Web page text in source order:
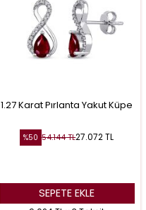
1.27 Karat Pırlanta Yakut Küpe
%50 54.144TL27.072TL
SEPETE EKLE